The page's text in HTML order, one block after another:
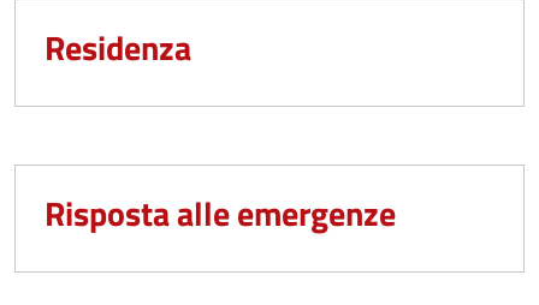
Residenza
Risposta alle emergenze